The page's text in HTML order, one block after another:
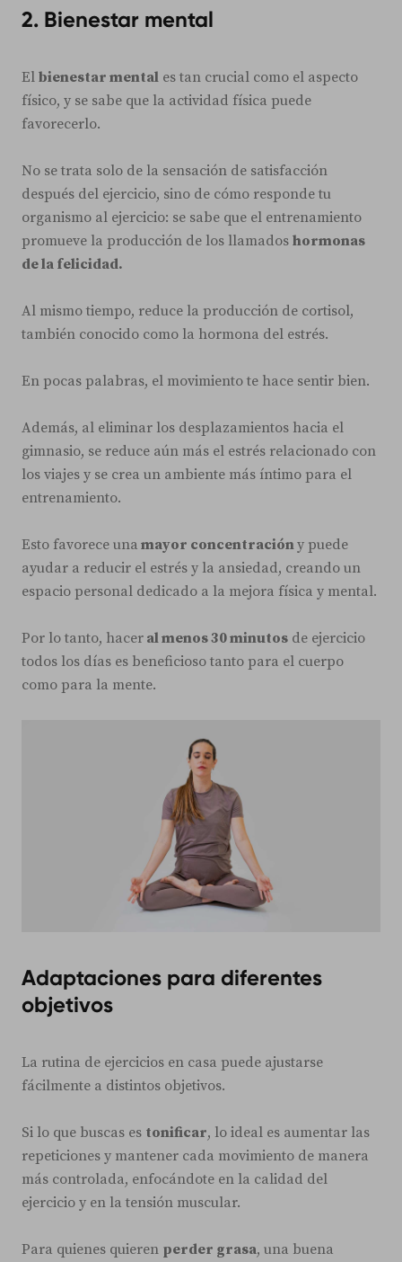
2. Bienestar mental
El bienestar mental es tan crucial como el aspecto
físico, y se sabe que la actividad física puede
favorecerlo.
No se trata solo de la sensación de satisfacción
después del ejercicio, sino de cómo responde tu
organismo al ejercicio: se sabe que el entrenamiento
promueve la producción de los llamados hormonas
de la felicidad.
Al mismo tiempo, reduce la producción de cortisol,
también conocido como la hormona del estrés.
En pocas palabras, el movimiento te hace sentir bien.
Además, al eliminar los desplazamientos hacia el
gimnasio, se reduce aún más el estrés relacionado con
los viajes y se crea un ambiente más íntimo para el
entrenamiento.
Esto favorece una mayor concentracióny puede
ayudar a reducir el estrés y la ansiedad, creando un
espacio personal dedicado a la mejora física y mental.
Por lo tanto, hacer al menos 30 minutos de ejercicio
todos los días es beneficioso tanto para el cuerpo
como para la mente.
Adaptaciones para diferentes
objetivos
La rutina de ejercicios en casa puede ajustarse
fácilmente a distintos objetivos.
Si lo que buscas es tonificar, lo ideal es aumentar las
repeticiones y mantener cada movimiento de manera
más controlada, enfocándote en la calidad del
ejercicio y en la tensión muscular.
Para quienes quieren perder grasa, una buena